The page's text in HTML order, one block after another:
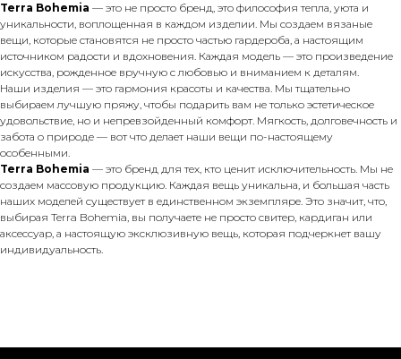
Terra Bohemia — это не просто бренд, это философия тепла, уюта и
уникальности, воплощенная в каждом изделии. Мы создаем вязаные
вещи, которые становятся не просто частью гардероба, а настоящим
источником радости и вдохновения. Каждая модель — это произведение
искусства, рожденное вручную с любовью и вниманием к деталям.
Наши изделия — это гармония красоты и качества. Мы тщательно
выбираем лучшую пряжу, чтобы подарить вам не только эстетическое
удовольствие, но и непревзойденный комфорт. Мягкость, долговечность и
забота о природе — вот что делает наши вещи по-настоящему
особенными.
Terra Bohemia — это бренд для тех, кто ценит исключительность. Мы не
создаем массовую продукцию. Каждая вещь уникальна, и большая часть
наших моделей существует в единственном экземпляре. Это значит, что,
выбирая Terra Bohemia, вы получаете не просто свитер, кардиган или
аксессуар, а настоящую эксклюзивную вещь, которая подчеркнет вашу
индивидуальность.